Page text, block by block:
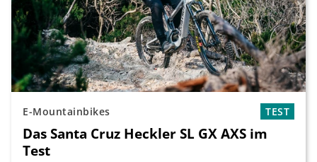
E-Mountainbikes TEST
Das Santa Cruz Heckler SL GX AXS im
Test